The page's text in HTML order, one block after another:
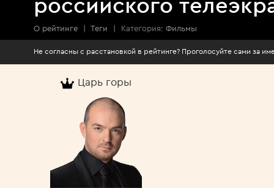
О рейтинге | Теги | Категория: Фильмы
Не согласны с расстановкой в рейтинге? Проголосуйте сами за
Царь горы